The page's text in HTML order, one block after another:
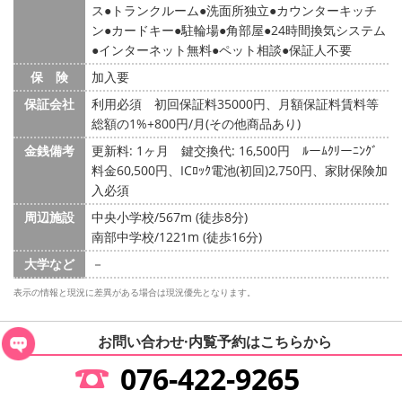
ス
トランクルーム 洗面所独立 カウンターキッチ
ン カードキー 駐輪場 角部屋 24時間換気システム
インターネット無料 ペット相談 保証人不要
保 険
加入要
保証会社
利用必須 初回保証料35000円、月額保証料賃料等
総額の1%+800円/月(その他商品あり)
金銭備考
更新料: 1ヶ月 鍵交換代: 16,500円
ﾙーﾑｸﾘーﾆﾝｸﾞ
料金60,500円、ICﾛｯｸ電池(初回)2,750円、家財保険加
入必須
周辺施設
中央小学校/567m (徒歩8分)
南部中学校/1221m (徒歩16分)
大学など
－
表示の情報と現況に差異がある場合は現況優先となります。
お問い合わせ·内覧予約はこちらから
076-422-9265